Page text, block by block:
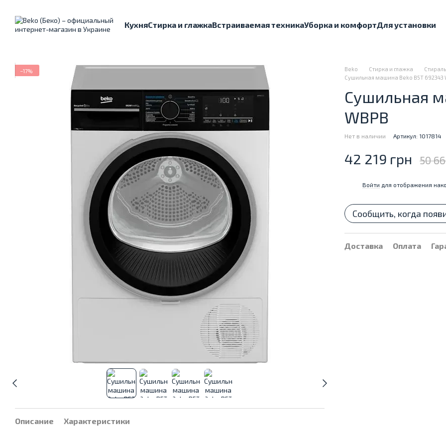
КухняСтирка и глажкаВстраиваемая техникаУборка и комфортДля установки
−17%
Описание Характеристики
Beko Стирка и глажка
Сушильная машина Beko B5T 692343
Сушильная
WBPB
Нет в наличии Артикул: 1017814
42 219 грн 50
Войти для отображения
Сообщить, когда
Доставка Оплата